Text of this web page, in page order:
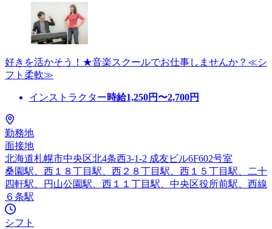
好きを活かそう！★音楽スクールでお仕事しませんか？≪シ
フト柔軟≫
インストラクター時給1,250円〜2,700円
勤務地
面接地
北海道札幌市中央区北4条西3-1-2 成友ビル6F602号室
桑園駅、西１８丁目駅、西２８丁目駅、西１５丁目駅、二十
四軒駅、円山公園駅、西１１丁目駅、中央区役所前駅、西線
６条駅
シフト